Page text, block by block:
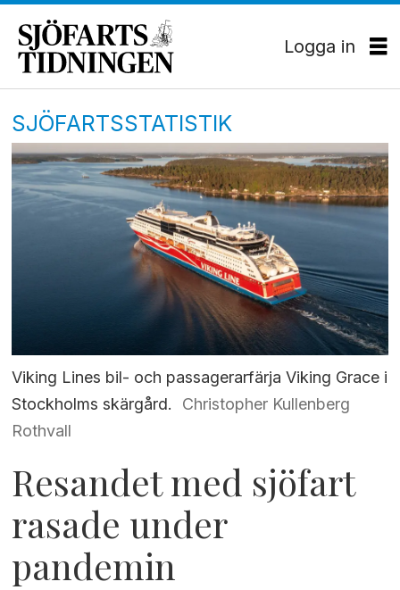
Logga in
SJÖFARTSSTATISTIK
Viking Lines bil- och passagerarfärja Viking Grace i
Stockholms skärgård.
Christopher Kullenberg
Rothvall
Resandet med sjöfart
rasade under
pandemin